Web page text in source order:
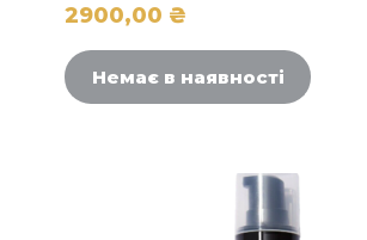
2900,00 ₴
Немає в наявності